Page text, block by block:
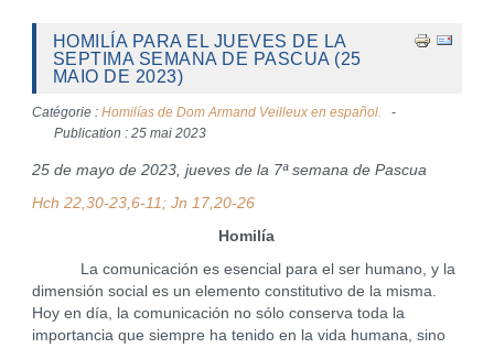
HOMILÍA PARA EL JUEVES DE LA
SEPTIMA SEMANA DE PASCUA (25
MAIO DE 2023)
Catégorie : Homilías de Dom Armand Veilleux en español.
Publication : 25 mai 2023
25 de mayo de 2023, jueves de la 7ª semana de Pascua
Hch 22,30-23,6-11; Jn 17,20-26
Homilía
La comunicación es esencial para el ser humano, y la
dimensión social es un elemento constitutivo de la misma.
Hoy en día, la comunicación no sólo conserva toda la
importancia que siempre ha tenido en la vida humana, sino